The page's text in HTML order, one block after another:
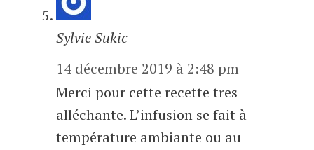
Sylvie Sukic
14 décembre 2019 à 2:48 pm
Merci pour cette recette tres
alléchante. L’infusion se fait à
température ambiante ou au